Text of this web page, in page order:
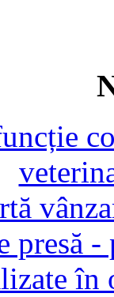
presă
în